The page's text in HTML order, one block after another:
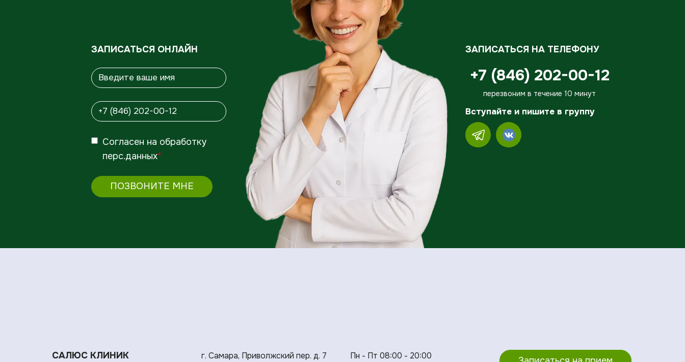
ЗАПИСАТЬСЯ ОНЛАЙН
Согласен на обработку
перс.данных*
ПОЗВОНИТЕ МНЕ
ЗАПИСАТЬСЯ НА ТЕЛЕФОНУ
+7 (846) 202-00-12
перезвоним в течение 10 минут
Вступайте и пишите в группу
САЛЮС КЛИНИК г. Самара, Приволжский пер. д. 7 Пн - Пт 08:00 - 20:00